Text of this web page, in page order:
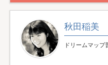
秋田稲美
ドリームマッ